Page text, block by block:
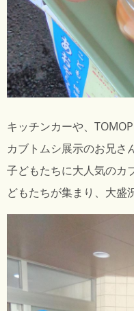
キッチンカーや、
カブトムシ展示のお兄さ
子どもたちに大人気のカ
どもたちが集まり、大盛